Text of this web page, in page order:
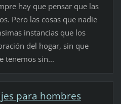
hay que pensar que las
Pero las cosas que nadie
instancias que los
del hogar, sin que
tenemos sin...
para hombres